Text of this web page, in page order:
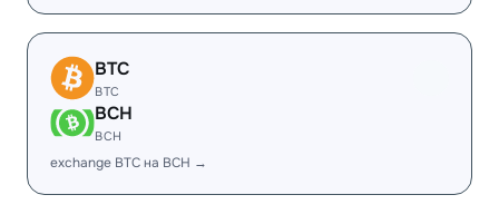
BTC
BTC
BCH
BCH
exchange BTC на BCH →